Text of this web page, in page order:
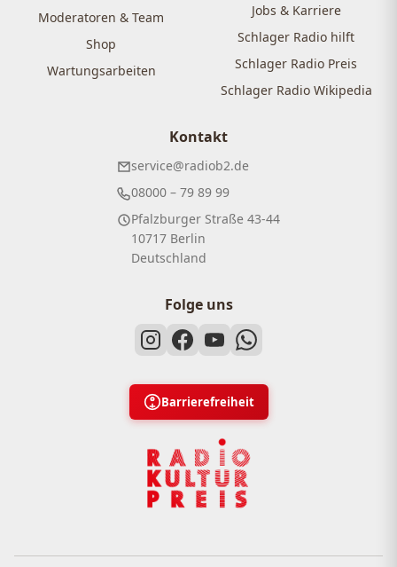
Moderatoren & Team
Shop
Wartungsarbeiten
Jobs & Karriere
Schlager Radio hilft
Schlager Radio Preis
Schlager Radio Wikipedia
Kontakt
service@radiob2.de
08000 – 79 89 99
Pfalzburger Straße 43-44
10717 Berlin
Deutschland
Folge uns
Barrierefreiheit